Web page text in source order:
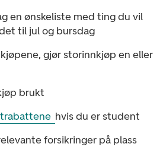
en ønskeliste med ting du vil
til jul og bursdag
gjør storinnkjøp en eller
brukt
hvis du er student
forsikringer på plass